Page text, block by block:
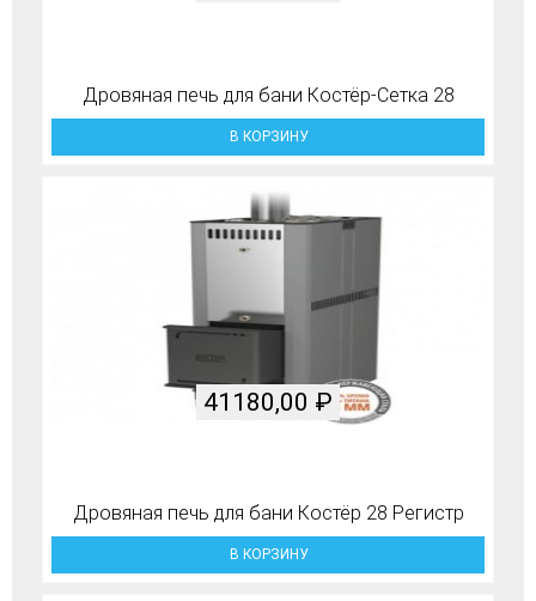
Дровяная печь для бани Костёр-Сетка 28
В КОРЗИНУ
Дровяная печь для бани Костёр 28 Регистр
41180,00 ₽
В КОРЗИНУ